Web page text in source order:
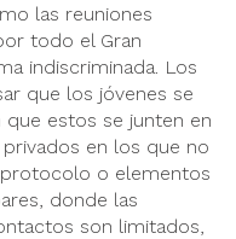
las reuniones
todo el Gran
indiscriminada. Los
que los jóvenes se
que estos se junten en
en los que no
o elementos
donde las
son limitados,